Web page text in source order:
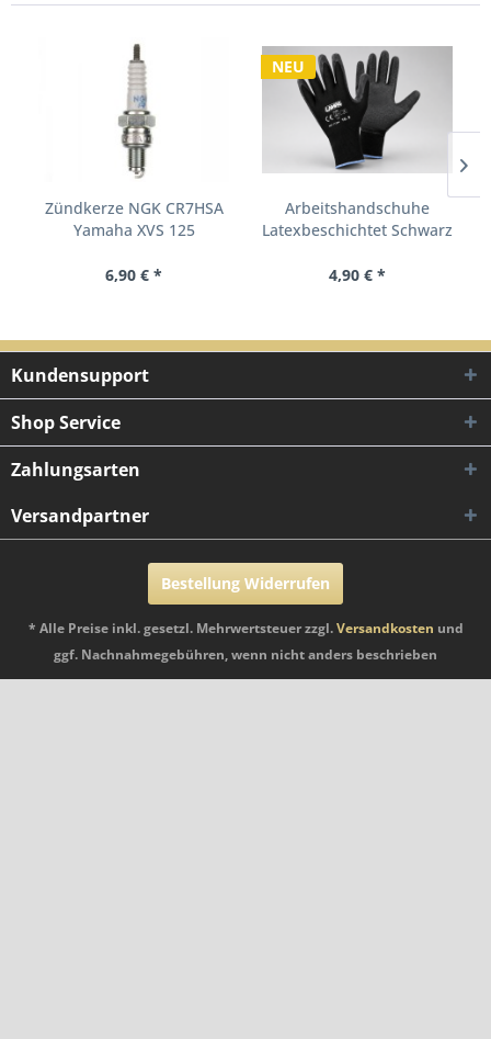
Zündkerze NGK CR7HSA
Yamaha XVS 125
6,90 € *
NEU
Arbeitshandschuhe
Latexbeschichtet Schwarz
4,90 € *
Kundensupport
Shop Service
Zahlungsarten
Versandpartner
Bestellung Widerrufen
* Alle Preise inkl. gesetzl. Mehrwertsteuer zzgl.Versandkosten und
ggf. Nachnahmegebühren, wenn nicht anders beschrieben